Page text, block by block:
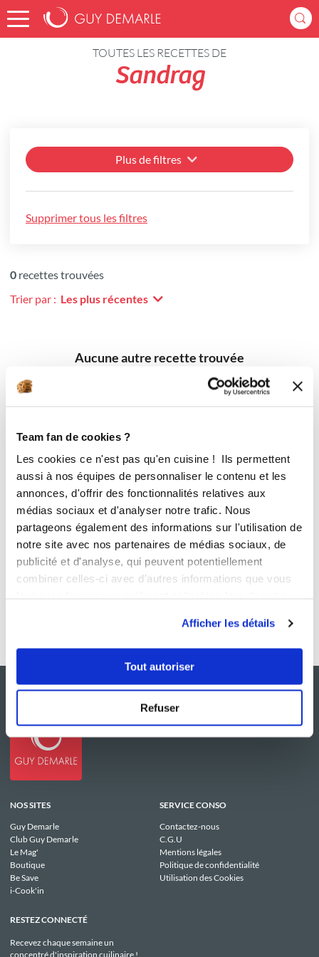
Team fan de cookies ?
Les cookies ce n'est pas qu'en cuisine ! Ils permettent
aussi à nos équipes de personnaliser le contenu et les
annonces, d'offrir des fonctionnalités relatives aux
médias sociaux et d'analyser notre trafic. Nous
partageons également des informations sur l'utilisation de
notre site avec nos partenaires de médias sociaux, de
publicité et d'analyse, qui peuvent potentiellement
combiner celles-ci avec d'autres informations que vous
Afficher les détails
Tout autoriser
Refuser
Accueil Recettes
TOUTES LES RECETTES DE
Sandrag
Plus de filtres
Supprimer tous les filtres
0 recettes trouvées
Trier par : Les plus récentes
Aucune autre recette trouvée
NOS SITES
Guy Demarle
Club Guy Demarle
Le Mag'
Boutique
Be Save
i-Cook'in
SERVICE CONSO
Contactez-nous
C.G.U
Mentions légales
Politique de confidentialité
Utilisation des Cookies
RESTEZ CONNECTÉ
Recevez chaque semaine un
concentré d'inspiration cuilinaire !